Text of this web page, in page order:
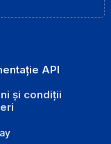
API
și condiții